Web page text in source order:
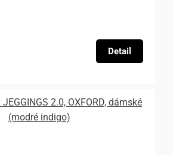
Detail
2.0, OXFORD, dámské
(modré indigo)